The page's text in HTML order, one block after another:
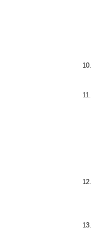
10.
11.
12.
13.